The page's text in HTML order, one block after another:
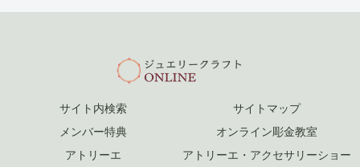
サイト内検索
サイトマップ
メンバー特典
オンライン彫金教室
アトリーエ
アトリーエ・アクセサリーショー